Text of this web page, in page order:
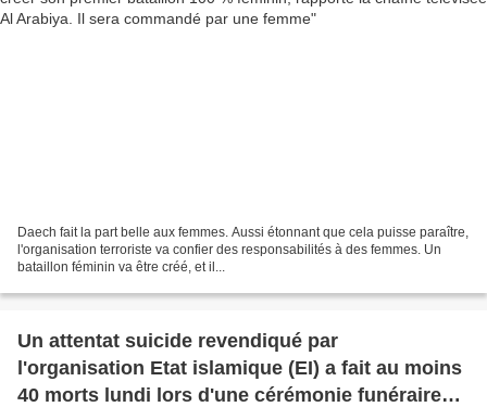
Daech fait la part belle aux femmes. Aussi étonnant que cela puisse paraître,
l'organisation terroriste va confier des responsabilités à des femmes. Un
bataillon féminin va être créé, et il...
Un attentat suicide revendiqué par
l'organisation Etat islamique (EI) a fait au moins
40 morts lundi lors d'une cérémonie funéraire